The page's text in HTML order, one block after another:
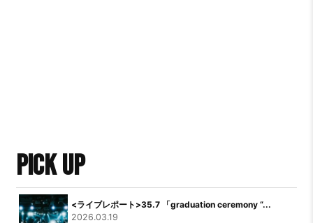
PICK UP
<ライブレポート>35.7 「graduation ceremony “...
2026.03.19